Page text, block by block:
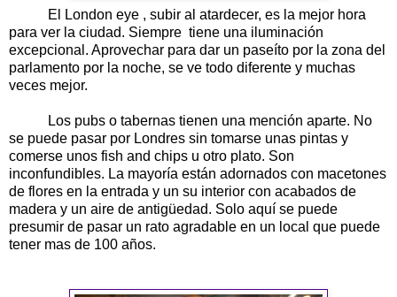
El London eye , subir al atardecer, es la mejor hora
para ver la ciudad. Siempre tiene una iluminación
excepcional. Aprovechar para dar un paseíto por la zona del
parlamento por la noche, se ve todo diferente y muchas
veces mejor.
Los pubs o tabernas tienen una mención aparte. No
se puede pasar por Londres sin tomarse unas pintas y
comerse unos fish and chips u otro plato. Son
inconfundibles. La mayoría están adornados con macetones
de flores en la entrada y un su interior con acabados de
madera y un aire de antigüedad. Solo aquí se puede
presumir de pasar un rato agradable en un local que puede
tener mas de 100 años.